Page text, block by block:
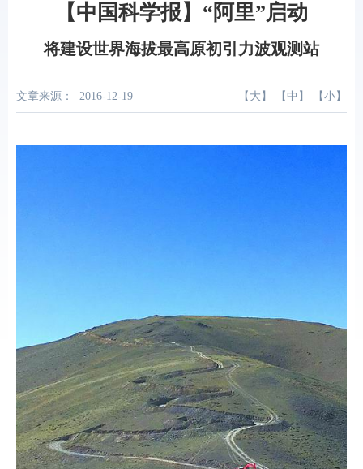
【中国科学报】“阿里”启动
将建设世界海拔最高原初引力波观测站
文章来源： 2016-12-19 【 大 】 【 中 】 【 小 】